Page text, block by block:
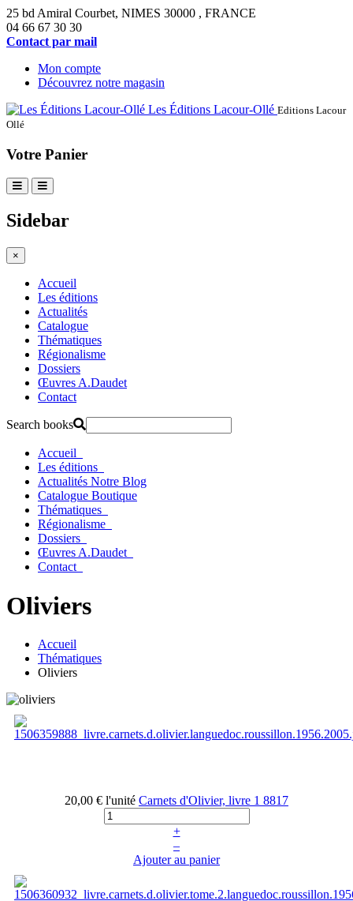
25 bd Amiral Courbet, NIMES 30000 , FRANCE
04 66 67 30 30
Contact par mail
Mon compte
Découvrez notre magasin
Les Éditions Lacour-Ollé Editions Lacour
Ollé
Votre Panier
Sidebar
×
Accueil
Les éditions
Actualités
Catalogue
Thématiques
Régionalisme
Dossiers
Œuvres A.Daudet
Contact
Search books
Accueil
Les éditions
Actualités Notre Blog
Catalogue Boutique
Thématiques
Régionalisme
Dossiers
Œuvres A.Daudet
Contact
Oliviers
Accueil
Thématiques
Oliviers
20,00 € l'unité Carnets d'Olivier, livre 1 8817
+
–
Ajouter au panier